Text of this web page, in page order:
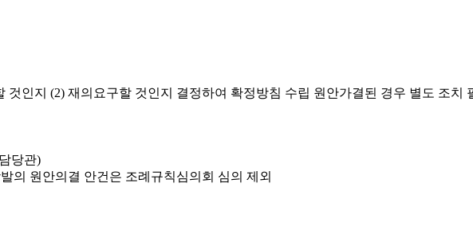
것인지 (2) 재의요구할 것인지 결정하여 확정방침 수립 원안가결된 경우 별도 조치
당관)
의 원안의결 안건은 조례규칙심의회 심의 제외